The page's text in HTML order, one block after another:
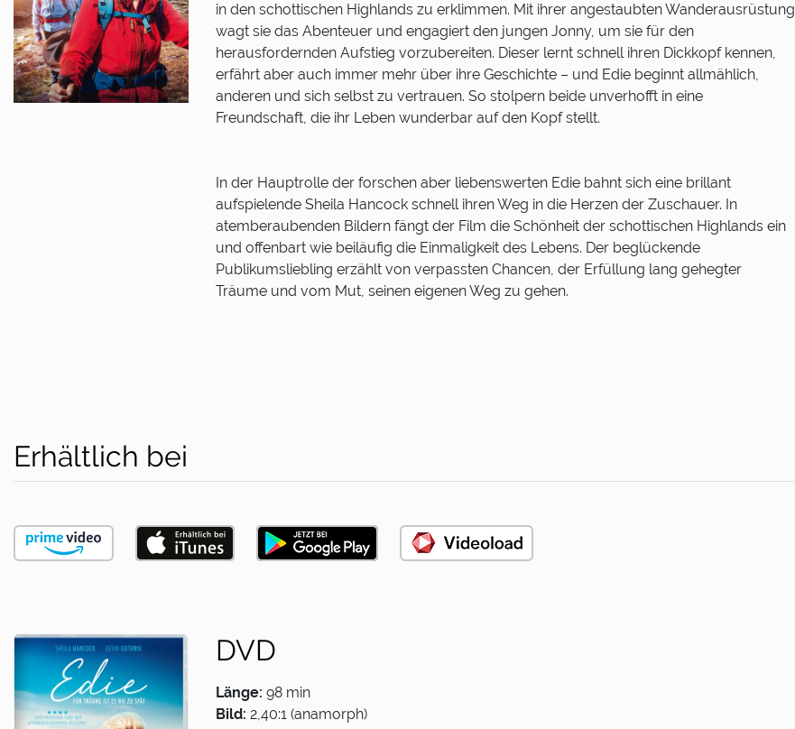
in den schottischen Highlands zu erklimmen. Mit ihrer angestaubten Wanderausrüstung
wagt sie das Abenteuer und engagiert den jungen Jonny, um sie für den
herausfordernden Aufstieg vorzubereiten. Dieser lernt schnell ihren Dickkopf kennen,
erfährt aber auch immer mehr über ihre Geschichte – und Edie beginnt allmählich,
anderen und sich selbst zu vertrauen. So stolpern beide unverhofft in eine
Freundschaft, die ihr Leben wunderbar auf den Kopf stellt.
In der Hauptrolle der forschen aber liebenswerten Edie bahnt sich eine brillant
aufspielende Sheila Hancock schnell ihren Weg in die Herzen der Zuschauer. In
atemberaubenden Bildern fängt der Film die Schönheit der schottischen Highlands ein
und offenbart wie beiläufig die Einmaligkeit des Lebens. Der beglückende
Publikumsliebling erzählt von verpassten Chancen, der Erfüllung lang gehegter
Träume und vom Mut, seinen eigenen Weg zu gehen.
Erhältlich bei
DVD
Länge: 98 min
Bild: 2,40:1 (anamorph)